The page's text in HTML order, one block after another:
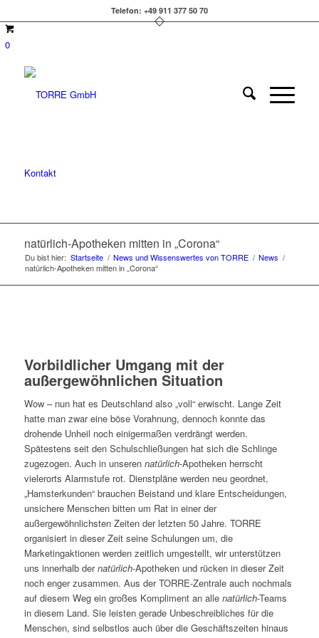
Telefon: +49 911 377 50 70
0
Kontakt
natürlich-Apotheken mitten in „Corona“
Du bist hier: Startseite / News und Wissenswertes von TORRE / News /
natürlich-Apotheken mitten in „Corona“
Vorbildlicher Umgang mit der
außergewöhnlichen Situation
Wow – nun hat es Deutschland also „voll“ erwischt. Lange Zeit
hatte man zwar eine böse Vorahnung, dennoch konnte das
drohende Unheil noch einigermaßen verdrängt werden.
Spätestens seit den Schulschließungen hat sich die Schlinge
zugezogen. Auch in unseren natürlich-Apotheken herrscht
vielerorts Alarmstufe rot. Dienstpläne werden neu geordnet,
„Hamsterkunden“ brauchen Beistand und klare Entscheidungen,
unsichere Menschen bitten um Rat in einer der
außergewöhnlichsten Zeiten der letzten 50 Jahre. TORRE
organisiert in dieser Zeit seine Schulungen um, die
Marketingaktionen werden zeitlich umgestellt, wir unterstützen
uns innerhalb dernatürlich-Apotheken und rücken in dieser Zeit
noch enger zusammen. Aus der TORRE-Zentrale auch nochmals
auf diesem Weg ein großes Kompliment an alle natürlich-Teams
in diesem Land. Sie leisten gerade Unbeschreibliches für die
Menschen, sind selbstlos auch über die Geschäftszeiten hinaus